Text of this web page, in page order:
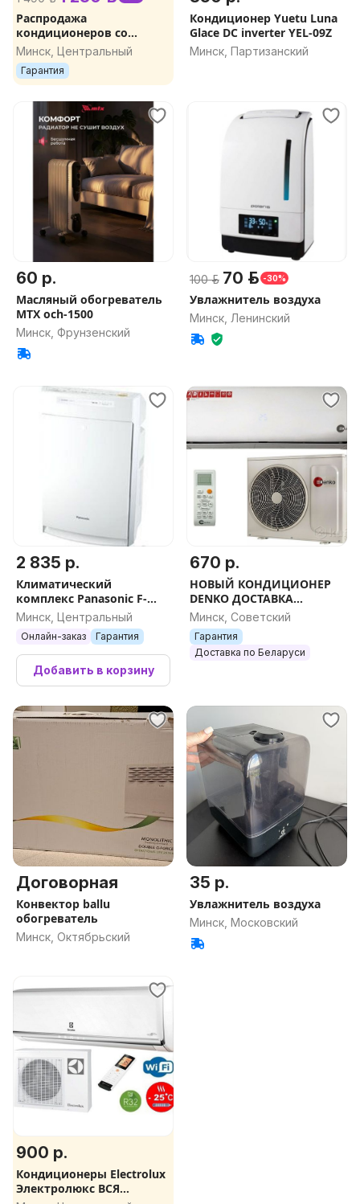
Распродажа
кондиционеров со
склада в Минске
Минск, Центральный
Гарантия
Кондиционер Yuetu Luna
Glace DC inverter YEL-09Z
Минск, Партизанский
60 р.
Масляный обогреватель
MTX och-1500
Минск, Фрунзенский
100 р. 70 р. -30%
Увлажнитель воздуха
Минск, Ленинский
2 835 р.
Климатический
комплекс Panasonic F-
VXR50R-W
Минск, Центральный
Онлайн-заказ Гарантия
Добавить в корзину
670 р.
НОВЫЙ КОНДИЦИОНЕР
DENKO ДОСТАВКА
ОФИЦИАЛЬНАЯ
ГАРАНТИЯ
Минск, Советский
Гарантия
Доставка по Беларуси
Договорная
Конвектор ballu
обогреватель
Минск, Октябрьский
35 р.
Увлажнитель воздуха
Минск, Московский
900 р.
Кондиционеры Electrolux
Электролюкс ВСЯ